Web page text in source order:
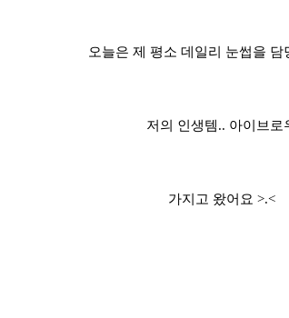
오늘은 제 평소 데일리 눈썹을 담
저의 인생템.. 아이브로
가지고 왔어요 >.<